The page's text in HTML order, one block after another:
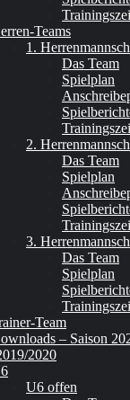
Teams
1.
Das Team
Spielplan
2.
Das Team
Spielplan
3.
Das Team
Spielplan
Team
– Saison
2020
U6 offen